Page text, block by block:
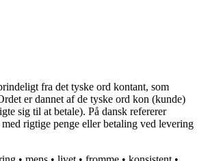
fra det tyske ord kontant, som
er dannet af de tyske ord kon (kunde)
sig til at betale). På dansk refererer
rigtige penge eller betaling ved levering